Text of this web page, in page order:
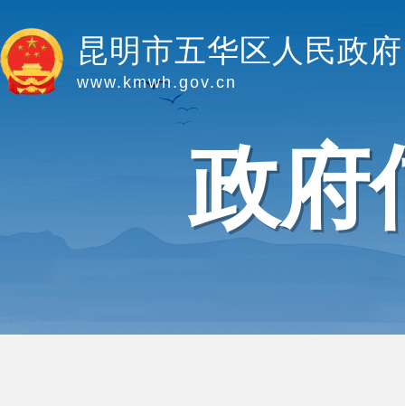
昆明市五华区人民政府
www.kmwh.gov.cn
政府